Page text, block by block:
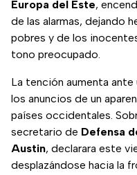
Europa del Este,
de las alarmas, dejando
pobres y de los
tono preocupado.
La tención aumenta ante
los anuncios de un
países occidentales.
secretario de Defensa
Austin, declarara este
desplazándose hacia la